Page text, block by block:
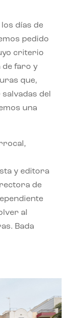
días de
pedido
criterio
de faro y
que,
del
una
y editora
de
al
Bada